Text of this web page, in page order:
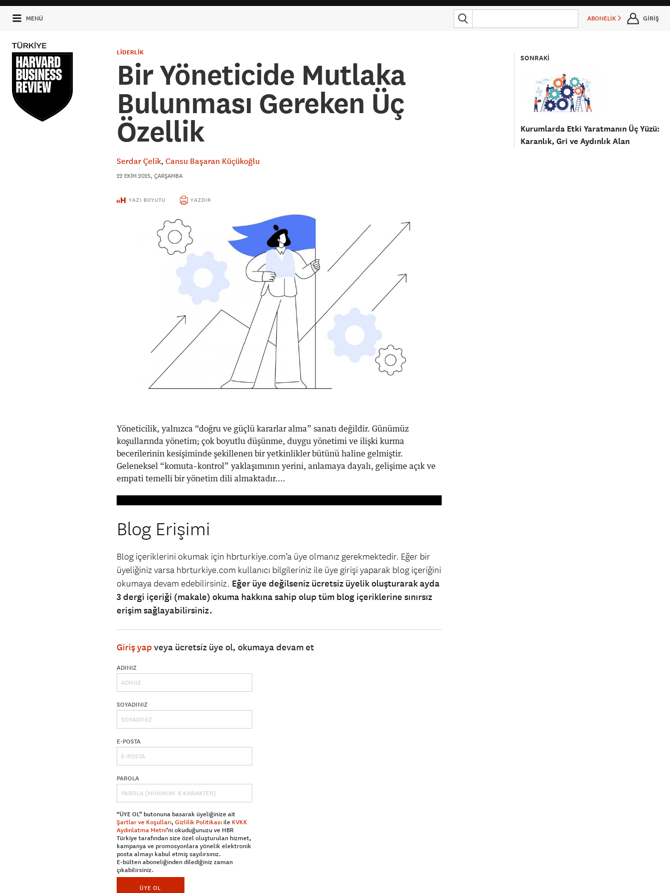
MENÜ ABONELİK GİRİŞ
SONRAKİ
Kurumlarda Etki Yaratmanın Üç Yüzü:
Karanlık, Gri ve Aydınlık Alan
LİDERLİK
Bir Yöneticide Mutlaka
Bulunması Gereken Üç
Özellik
Serdar Çelik Cansu Başaran Küçükoğlu
22 EKIM 2025, ÇARŞAMBA
YAZI BOYUTU YAZDIR
Yöneticilik, yalnızca “doğru ve güçlü kararlar alma” sanatı değildir. Günümüz
koşullarında yönetim; çok boyutlu düşünme, duygu yönetimi ve ilişki kurma
becerilerinin kesişiminde şekillenen bir yetkinlikler bütünü haline gelmiştir.
Geleneksel “komuta–kontrol” yaklaşımının yerini, anlamaya dayalı, gelişime açık ve
empati temelli bir yönetim dili almaktadır....
Blog Erişimi
Blog içeriklerini okumak için hbrturkiye.com’a üye olmanız gerekmektedir. Eğer bir
üyeliğiniz varsa hbrturkiye.com kullanıcı bilgileriniz ile üye girişi yaparak blog içeriğini
okumaya devam edebilirsiniz. Eğer üye değilseniz ücretsiz üyelik oluşturarak ayda
3 dergi içeriği (makale) okuma hakkına sahip olup tüm blog içeriklerine sınırsız
erişim sağlayabilirsiniz.
Giriş yap veya ücretsiz üye ol, okumaya devam et
ADINIZ
SOYADINIZ
E-POSTA
PAROLA
“ÜYE OL” butonuna basarak üyeliğinize ait
Şartlar ve Koşulları, Gizlilik Politikası ile KVKK
Aydınlatma Metni’ni okuduğunuzu ve HBR
Türkiye tarafından size özel oluşturulan hizmet,
kampanya ve promosyonlara yönelik elektronik
posta almayı kabul etmiş sayılırsınız.
E-bülten aboneliğinden dilediğiniz zaman
çıkabilirsiniz.
ÜYE OL